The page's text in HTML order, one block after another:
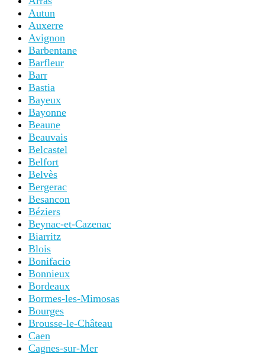
Autun
Auxerre
Avignon
Barbentane
Barfleur
Barr
Bastia
Bayeux
Bayonne
Beaune
Beauvais
Belcastel
Belfort
Belvès
Bergerac
Besancon
Béziers
Beynac-et-Cazenac
Biarritz
Blois
Bonifacio
Bonnieux
Bordeaux
Bormes-les-Mimosas
Bourges
Brousse-le-Château
Caen
Cagnes-sur-Mer